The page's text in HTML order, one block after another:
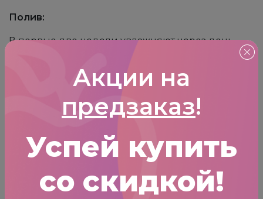
Акции на
предзаказ!
Успей купить
со скидкой!
Полив:
В первые две недели увлажняют через день,
зеленую массу. Выливают по 2 л воды под
каждый экземпляр.
Дальше увлажнение требуется посоле
просыхания грунта на глубину до 4-5 см.
Используют теплую и отстоянную воду
комнатной температуры.
После полива проводят поверхностное
рыхление, удаляют по мере роста сорняки,